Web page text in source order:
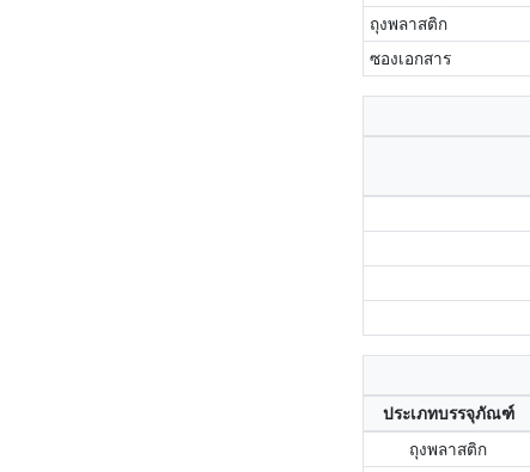
ถุงพลาสติก
ซองเอกสาร
ประเภทบรรจุภัณฑ์
ถุงพลาสติก